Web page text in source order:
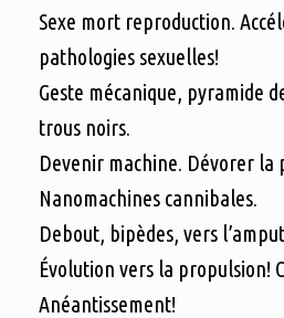
Sexe mort reproduction.
pathologies sexuelles!
Geste mécanique, pyramide
trous noirs.
Devenir machine. Dévorer la
Nanomachines cannibales.
Debout, bipèdes, vers
Évolution vers la propulsion!
Anéantissement!